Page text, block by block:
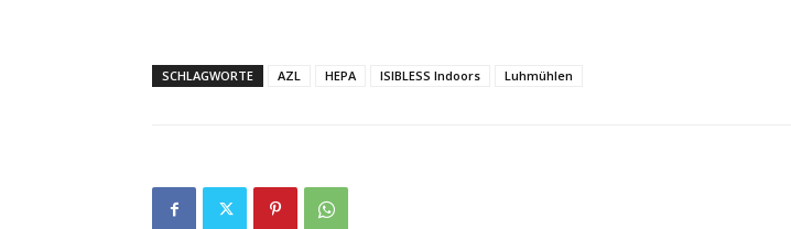
SCHLAGWORTE AZL HEPA ISIBLESS Indoors Luhmühlen